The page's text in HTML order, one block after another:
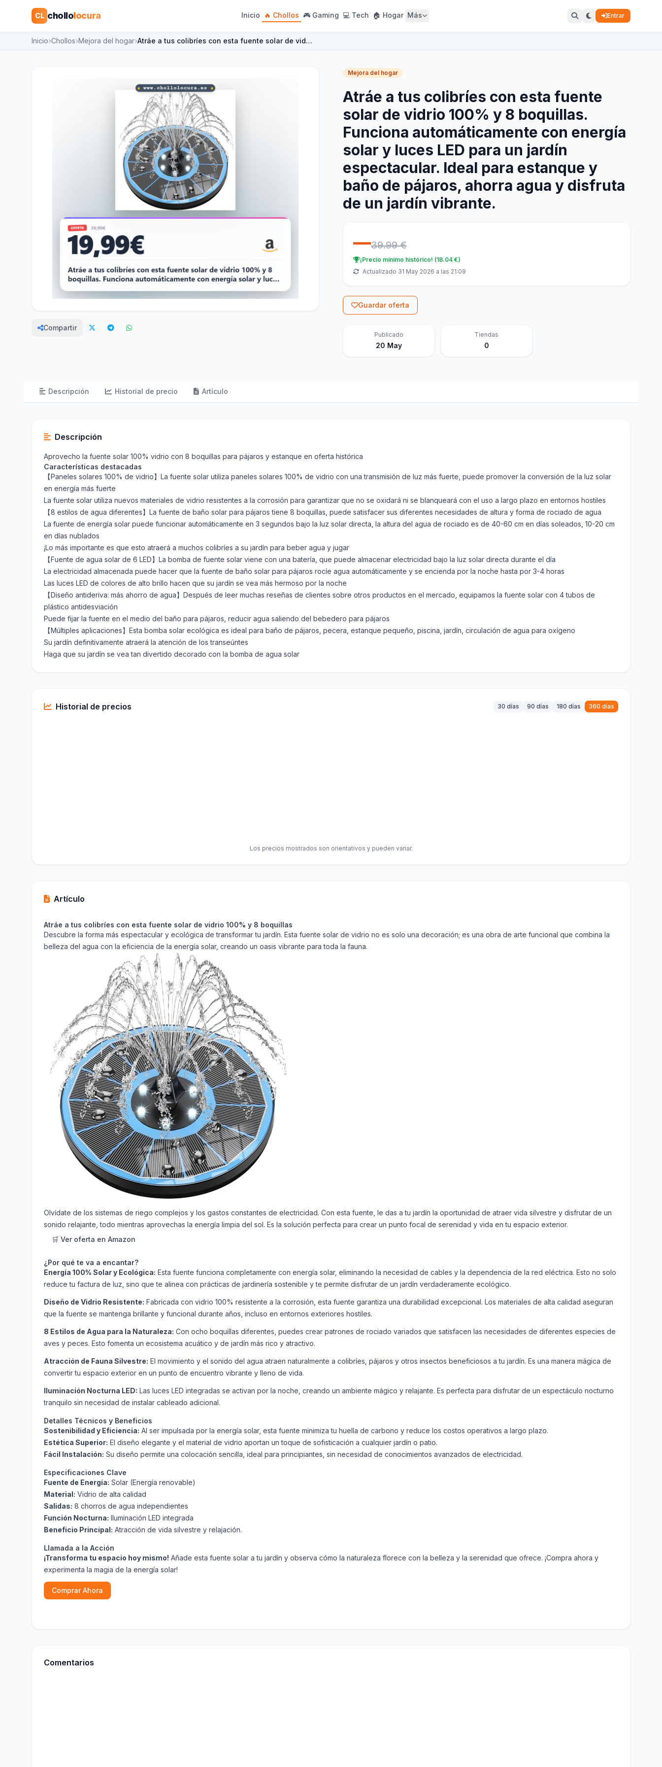
CL chollolocura Inicio 🔥 Chollos 🎮 Gaming 💻 Tech 🏠 Hogar Más Entrar
Inicio Chollos Mejora del hogar Atráe a tus colibríes con esta fuente solar de vid…
Compartir
Mejora del hogar
Atráe a tus colibríes con esta fuente
solar de vidrio 100% y 8 boquillas.
Funciona automáticamente con energía
solar y luces LED para un jardín
espectacular. Ideal para estanque y
baño de pájaros, ahorra agua y disfruta
de un jardín vibrante.
—39.99 €
¡Precio mínimo histórico! (18.04 €)
Actualizado 31 May 2026 a las 21:09
Guardar oferta
Publicado
20 May
Tiendas
0
Descripción Historial de precio Artículo
Descripción
Aprovecho la fuente solar 100% vidrio con 8 boquillas para pájaros y estanque en oferta histórica
Características destacadas
【Paneles solares 100% de vidrio】La fuente solar utiliza paneles solares 100% de vidrio con una transmisión de luz más fuerte, puede promover la conversión de la luz solar
en energía más fuerte
La fuente solar utiliza nuevos materiales de vidrio resistentes a la corrosión para garantizar que no se oxidará ni se blanqueará con el uso a largo plazo en entornos hostiles
【8 estilos de agua diferentes】La fuente de baño solar para pájaros tiene 8 boquillas, puede satisfacer sus diferentes necesidades de altura y forma de rociado de agua
La fuente de energía solar puede funcionar automáticamente en 3 segundos bajo la luz solar directa, la altura del agua de rociado es de 40-60 cm en días soleados, 10-20 cm
en días nublados
¡Lo más importante es que esto atraerá a muchos colibríes a su jardín para beber agua y jugar
【Fuente de agua solar de 6 LED】La bomba de fuente solar viene con una batería, que puede almacenar electricidad bajo la luz solar directa durante el día
La electricidad almacenada puede hacer que la fuente de baño solar para pájaros rocíe agua automáticamente y se encienda por la noche hasta por 3-4 horas
Las luces LED de colores de alto brillo hacen que su jardín se vea más hermoso por la noche
【Diseño antideriva: más ahorro de agua】Después de leer muchas reseñas de clientes sobre otros productos en el mercado, equipamos la fuente solar con 4 tubos de
plástico antidesviación
Puede fijar la fuente en el medio del baño para pájaros, reducir agua saliendo del bebedero para pájaros
【Múltiples aplicaciones】Esta bomba solar ecológica es ideal para baño de pájaros, pecera, estanque pequeño, piscina, jardín, circulación de agua para oxígeno
Su jardín definitivamente atraerá la atención de los transeúntes
Haga que su jardín se vea tan divertido decorado con la bomba de agua solar
Historial de precios 30 días 90 días 180 días 360 días
Los precios mostrados son orientativos y pueden variar.
Artículo
Atráe a tus colibríes con esta fuente solar de vidrio 100% y 8 boquillas
Descubre la forma más espectacular y ecológica de transformar tu jardín. Esta fuente solar de vidrio no es solo una decoración; es una obra de arte funcional que combina la
belleza del agua con la eficiencia de la energía solar, creando un oasis vibrante para toda la fauna.
Olvídate de los sistemas de riego complejos y los gastos constantes de electricidad. Con esta fuente, le das a tu jardín la oportunidad de atraer vida silvestre y disfrutar de un
sonido relajante, todo mientras aprovechas la energía limpia del sol. Es la solución perfecta para crear un punto focal de serenidad y vida en tu espacio exterior.
🛒 Ver oferta en Amazon
¿Por qué te va a encantar?
Energía 100% Solar y Ecológica: Esta fuente funciona completamente con energía solar, eliminando la necesidad de cables y la dependencia de la red eléctrica. Esto no solo
reduce tu factura de luz, sino que te alinea con prácticas de jardinería sostenible y te permite disfrutar de un jardín verdaderamente ecológico.
Diseño de Vidrio Resistente: Fabricada con vidrio 100% resistente a la corrosión, esta fuente garantiza una durabilidad excepcional. Los materiales de alta calidad aseguran
que la fuente se mantenga brillante y funcional durante años, incluso en entornos exteriores hostiles.
8 Estilos de Agua para la Naturaleza: Con ocho boquillas diferentes, puedes crear patrones de rociado variados que satisfacen las necesidades de diferentes especies de
aves y peces. Esto fomenta un ecosistema acuático y de jardín más rico y atractivo.
Atracción de Fauna Silvestre: El movimiento y el sonido del agua atraen naturalmente a colibríes, pájaros y otros insectos beneficiosos a tu jardín. Es una manera mágica de
convertir tu espacio exterior en un punto de encuentro vibrante y lleno de vida.
Iluminación Nocturna LED: Las luces LED integradas se activan por la noche, creando un ambiente mágico y relajante. Es perfecta para disfrutar de un espectáculo nocturno
tranquilo sin necesidad de instalar cableado adicional.
Detalles Técnicos y Beneficios
Sostenibilidad y Eficiencia: Al ser impulsada por la energía solar, esta fuente minimiza tu huella de carbono y reduce los costos operativos a largo plazo.
Estética Superior: El diseño elegante y el material de vidrio aportan un toque de sofisticación a cualquier jardín o patio.
Fácil Instalación: Su diseño permite una colocación sencilla, ideal para principiantes, sin necesidad de conocimientos avanzados de electricidad.
Especificaciones Clave
Fuente de Energía: Solar (Energía renovable)
Material: Vidrio de alta calidad
Salidas: 8 chorros de agua independientes
Función Nocturna: Iluminación LED integrada
Beneficio Principal: Atracción de vida silvestre y relajación.
Llamada a la Acción
¡Transforma tu espacio hoy mismo! Añade esta fuente solar a tu jardín y observa cómo la naturaleza florece con la belleza y la serenidad que ofrece. ¡Compra ahora y
experimenta la magia de la energía solar!
Comprar Ahora
Comentarios